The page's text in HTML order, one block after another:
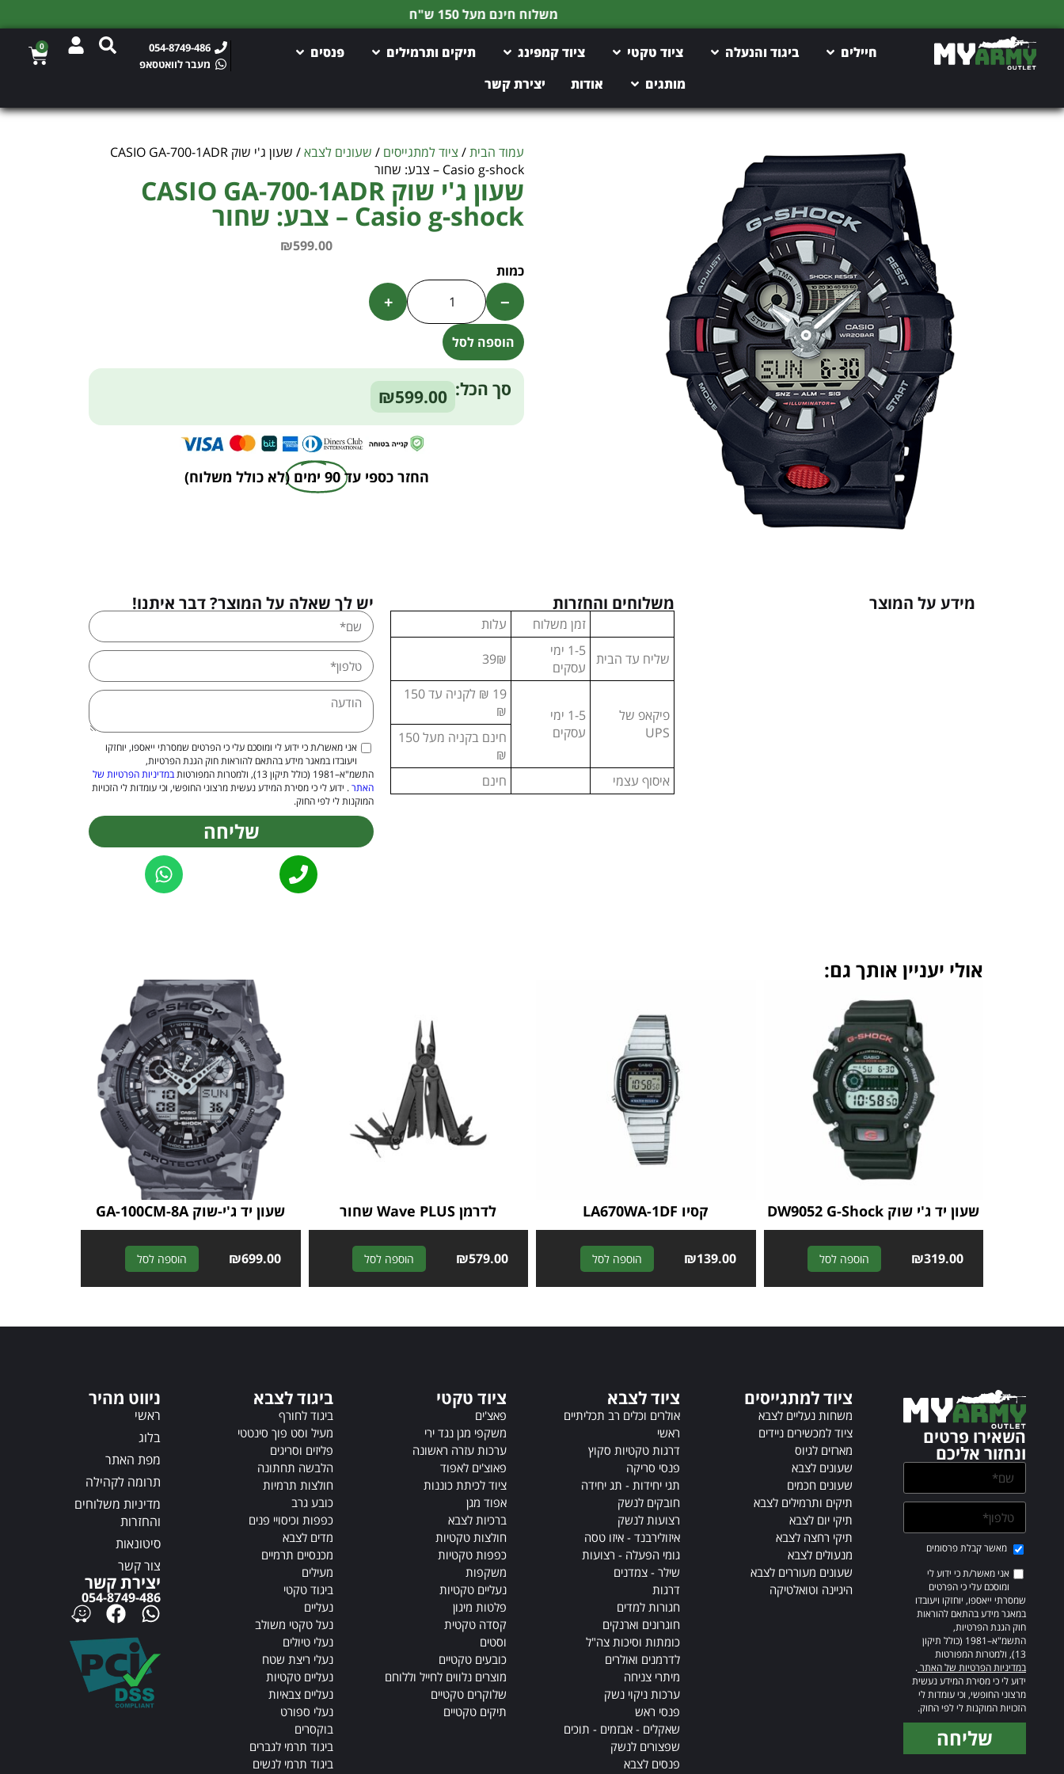
משלוח חינם מעל 150 ש"ח
חיילים ביגוד והנעלה ציוד טקטי ציוד קמפינג תיקים ותרמילים
פנסים
מותגים
אודות יצירת קשר
054-8749-486
מעבר לוואטסאפ
0
עמוד הבית/ ציוד למתגייסים / שעונים לצבא
/ שעון ג'י שוק CASIO GA-700-1ADR
Casio g-shock – צבע: שחור
שעון ג'י שוק CASIO GA-700-1ADR
Casio g-shock – צבע: שחור
₪599.00
−
+
הוספה לסל
Alternative:
סך הכל: ₪599.00
החזר כספי עד 90 ימים (לא כולל משלוח)
מידע על המוצר משלוחים והחזרות
זמן משלוח
עלות
שליח עד הבית
1-5 ימי
עסקים
39₪
פיקאפ של
UPS
1-5 ימי
עסקים
19 ₪ לקניה עד 150
₪
חינם בקניה מעל 150
₪
איסוף עצמי
חינם
יש לך שאלה על המוצר? דבר איתנו!
אני מאשר/ת כי ידוע לי ומוסכם עלי כי הפרטים שמסרתי ייאספו, יוחזקו
ויעובדו במאגר מידע בהתאם להוראות חוק הגנת הפרטיות,
התשמ"א–1981 (כולל תיקון 13), ולמטרות המפורטות
במדיניות הפרטיות של
האתר. ידוע לי כי מסירת המידע נעשית מרצוני החופשי, וכי עומדות לי הזכויות
המוקנות לי לפי החוק.
שליחה
Alternative:
אולי יעניין אותך גם:
שעון יד ג'י שוק DW9052 G-Shock
₪319.00 הוספה לסל
l
t
r
i
v
e
:
קסיו LA670WA-1DF
₪139.00 הוספה לסל
t
r
v
לדרמן Wave PLUS שחור
₪579.00 הוספה לסל
l
t
r
שעון יד ג'י-שוק GA-100CM-8A
₪699.00 הוספה לסל
t
r
i
השאירו פרטים
ונחזור אליכם
מאשר קבלת פרסומים
אני מאשר/ת כי ידוע לי
ומוסכם עלי כי הפרטים
שמסרתי ייאספו, יוחזקו ויעובדו
במאגר מידע בהתאם להוראות
חוק הגנת הפרטיות,
התשמ"א–1981 (כולל תיקון
13), ולמטרות המפורטות
במדיניות הפרטיות של האתר.
ידוע לי כי מסירת המידע נעשית
מרצוני החופשי, וכי עומדות לי
הזכויות המוקנות לי לפי החוק.
שליחה
ציוד למתגייסים
משחות נעליים לצבא
ציוד למכשירים ניידים
מארזים לגיוס
שעונים לצבא
שעונים חכמים
תיקים ותרמילים לצבא
תיקי יום לצבא
תיקי רחצה לצבא
מנעולים לצבא
שעונים מעוררים לצבא
היגיינה וטואלטיקה
ציוד לצבא
אולרים וכלים רב תכליתיים
ראשי
דרגות טקטיות סקוץ
פנסי סריקה
תגי יחידות - תג יחידה
חובקים לנשק
רצועות לנשק
איזולירבנד - איזו טסה
גומי הפעלה - רצועות
שילר - צמדנים
דרגות
חגורות למדים
חוגרונים וארנקים
כומתות וסיכות צה"ל
לדרמנים ואולרים
מיתרי צניחה
ערכות ניקוי נשק
פנסי ראש
שאקלים - אבזמים - תוכים
שפצורים לנשק
פנסים לצבא
ציוד טקטי
פאצ'ים
משקפי מגן נגד ירי
ערכות עזרה ראשונה
פאוצ'ים לאפוד
ציוד לכיתת כוננות
אפוד מגן
ברכיות לצבא
חולצות טקטיות
כפפות טקטיות
משקפות
נעליים טקטיות
פלטות מיגון
קסדה טקטית
וסטים
כובעים טקטיים
מוצרים נלווים לחייל וללוחם
שלוקרים טקטיים
תיקים טקטיים
ביגוד לצבא
ביגוד לחורף
מעיל וסט פוך סינטטי
פליזים וסריגים
הלבשה תחתונה
חולצות תרמיות
כובע גרב
כפפות וכיסויי פנים
מדים לצבא
מכנסיים תרמיים
מעילים
ביגוד טקטי
נעליים
נעל טקטי משולב
נעלי טיולים
נעלי ריצת שטח
נעליים טקטיות
נעליים צבאיות
נעלי ספורט
בוקסרים
ביגוד תרמי לגברים
ביגוד תרמי לנשים
ניווט מהיר
ראשי
בלוג
מפת האתר
תרומה לקהילה
מדיניות משלוחים
והחזרות
סיטונאות
צור קשר
יצירת קשר
054-8749-486